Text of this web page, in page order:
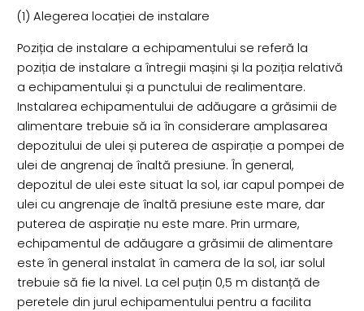
(1) Alegerea locației de instalare
Poziția de instalare a echipamentului se referă la
poziția de instalare a întregii mașini și la poziția relativă
a echipamentului și a punctului de realimentare.
Instalarea echipamentului de adăugare a grăsimii de
alimentare trebuie să ia în considerare amplasarea
depozitului de ulei și puterea de aspirație a pompei de
ulei de angrenaj de înaltă presiune. În general,
depozitul de ulei este situat la sol, iar capul pompei de
ulei cu angrenaje de înaltă presiune este mare, dar
puterea de aspirație nu este mare. Prin urmare,
echipamentul de adăugare a grăsimii de alimentare
este în general instalat în camera de la sol, iar solul
trebuie să fie la nivel. La cel puțin 0,5 m distanță de
peretele din jurul echipamentului pentru a facilita